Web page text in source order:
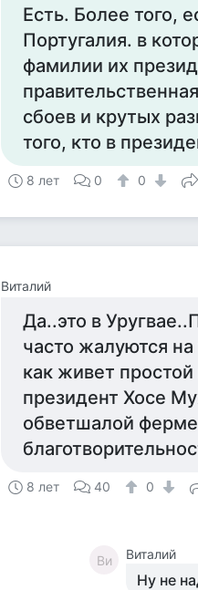
Есть. Более того,
Португалия. в
фамилии их
сбоев и крутых
того, кто в
8 лет 0 0
Виталий
Да..это в
часто жалуются
как живет
президент Хосе
обветшалой ферме
8 лет 40 0
Ви Виталий
Ну не